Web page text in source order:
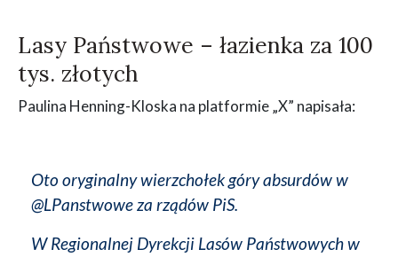
Lasy Państwowe – łazienka za 100
tys. złotych
Paulina Henning-Kloska na platformie „X” napisała:
Oto oryginalny wierzchołek góry absurdów w
@LPanstwowe za rządów PiS.
W Regionalnej Dyrekcji Lasów Państwowych w